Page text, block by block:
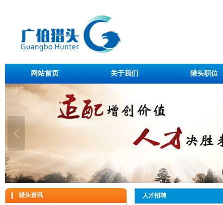
网站首页 关于我们 猎头职位
猎头资讯 人才招聘